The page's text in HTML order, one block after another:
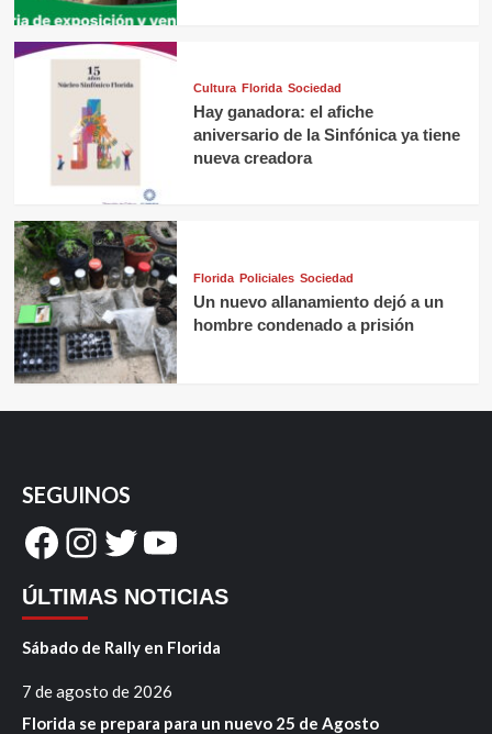
Cultura Florida Sociedad
Hay ganadora: el afiche
aniversario de la Sinfónica ya tiene
nueva creadora
Florida Policiales Sociedad
Un nuevo allanamiento dejó a un
hombre condenado a prisión
SEGUINOS
Facebook
Instagram
Twitter
YouTube
ÚLTIMAS NOTICIAS
Sábado de Rally en Florida
7 de agosto de 2026
Florida se prepara para un nuevo 25 de Agosto